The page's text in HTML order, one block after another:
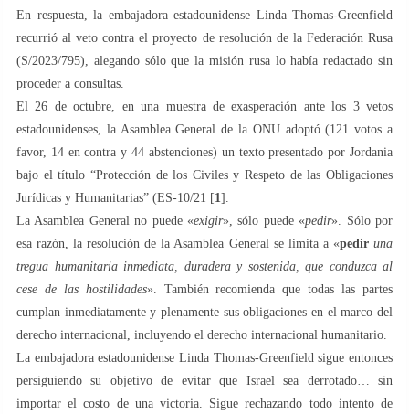
En respuesta, la embajadora estadounidense Linda Thomas-Greenfield
recurrió al veto contra el proyecto de resolución de la Federación Rusa
(S/2023/795), alegando sólo que la misión rusa lo había redactado sin
proceder a consultas.
El 26 de octubre, en una muestra de exasperación ante los 3 vetos
estadounidenses, la Asamblea General de la ONU adoptó (121 votos a
favor, 14 en contra y 44 abstenciones) un texto presentado por Jordania
bajo el título “Protección de los Civiles y Respeto de las Obligaciones
Jurídicas y Humanitarias” (ES-10/21 [1 ].
La Asamblea General no puede «exigir», sólo puede «pedir». Sólo por
esa razón, la resolución de la Asamblea General se limita a «pedir una
tregua humanitaria inmediata, duradera y sostenida, que conduzca al
cese de las hostilidades». También recomienda que todas las partes
cumplan inmediatamente y plenamente sus obligaciones en el marco del
derecho internacional, incluyendo el derecho internacional humanitario.
La embajadora estadounidense Linda Thomas-Greenfield sigue entonces
persiguiendo su objetivo de evitar que Israel sea derrotado… sin
importar el costo de una victoria. Sigue rechazando todo intento de